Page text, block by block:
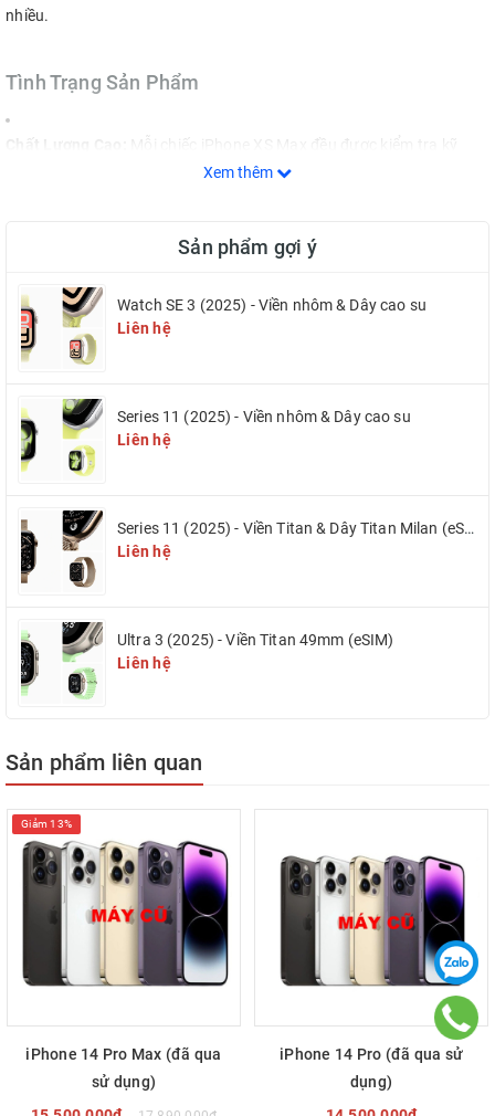
nhiều.
Tình Trạng Sản Phẩm
lưỡng về hiệu suất và tình trạng pin, đảm bảo hoạt động ổn định.
iDigital cam kết cung cấp chế độ bảo hành uy tín, giúp
bạn yên tâm trong suốt quá trình sử dụng.
Tại Sao Chọn iDigital?
giúp bạn tiết kiệm chi phí.
luôn sẵn sàng hỗ trợ bạn 24/7 để có trải nghiệm tốt nhất.
Giao Hàng Nhanh Chóng:
Hãy đến iDigital để sở hữu ngay iPhone XS Max cũ, trải nghiệm công
nghệ đỉnh cao với giá cả hợp lý!
Xem thêm
Sản phẩm gợi ý
Watch SE 3 (2025) - Viền nhôm & Dây cao su
Liên hệ
Series 11 (2025) - Viền nhôm & Dây cao su
Liên hệ
Series 11 (2025) - Viền Titan & Dây Titan Milan (eSIM)
Liên hệ
Ultra 3 (2025) - Viền Titan 49mm (eSIM)
Liên hệ
Sản phẩm liên quan
Giảm 13%
iPhone 14 Pro Max (đã qua
sử dụng)
iPhone 14 Pro (đã qua sử
dụng)